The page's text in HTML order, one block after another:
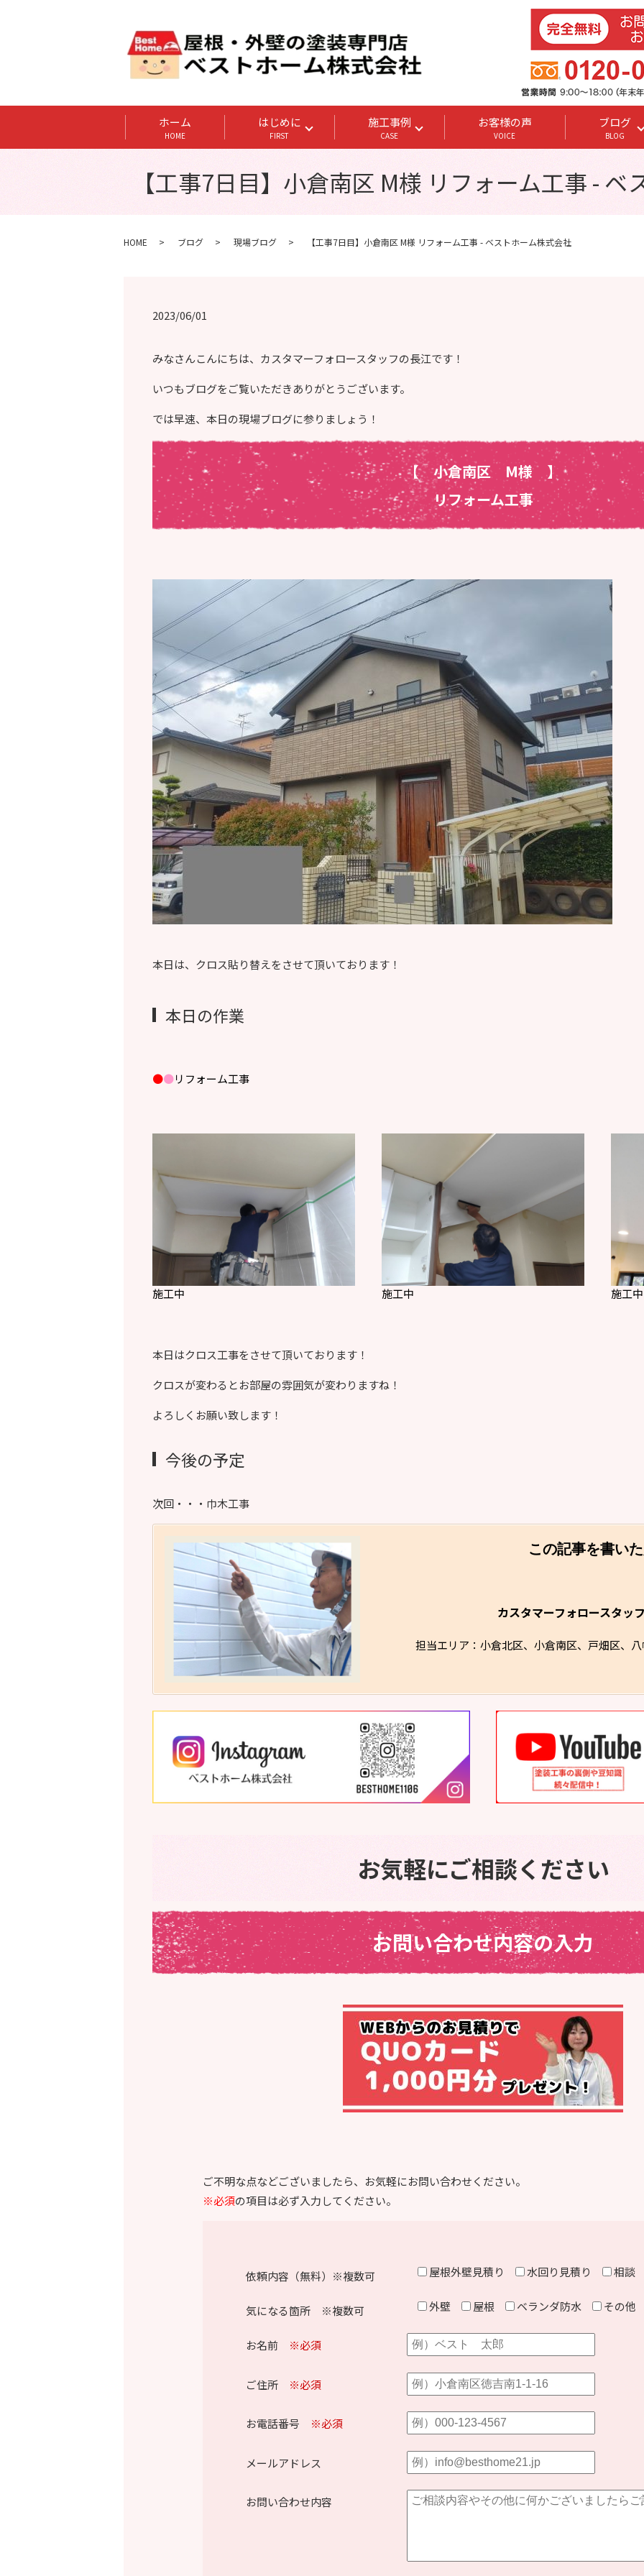
ホーム
HOME
はじめに
FIRST
施工事例
CASE
お客様の声
VOICE
ブログ
BLOG
【工事7日目】小倉南区 M様 リフォーム工事 -
HOME ブログ 現場ブログ 【工事7日目】小倉南区 M様 リフォーム工事 - ベストホーム株式会社
2023/06/01
みなさんこんにちは、カスタマーフォロースタッフの長江です！
いつもブログをご覧いただきありがとうございます。
では早速、本日の現場ブログに参りましょう！
【 小倉南区 M様】
リフォーム工事
本日は、クロス貼り替えをさせて頂いております！
本日の作業
●●リフォーム工事
施工中 施工中 施工中
本日はクロス工事をさせて頂いております！
クロスが変わるとお部屋の雰囲気が変わりますね！
よろしくお願い致します！
今後の予定
次回・・・巾木工事
この記事を書い
カスタマーフォロースタッ
担当エリア：小倉北区、小倉南区、戸畑区、
お気軽にご相談ください
お問い合わせ内容の入力
ご不明な点などございましたら、お気軽にお問い合わせください。
※必須の項目は必ず入力してください。
依頼内容（無料）※複数可 屋根外壁見積り 水回り見積り 相談
気になる箇所 ※複数可 外壁 屋根 ベランダ防水 その他
お名前 ※必須
ご住所 ※必須
お電話番号 ※必須
メールアドレス
お問い合わせ内容